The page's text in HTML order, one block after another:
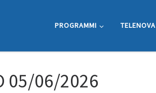
PROGRAMMI TELENOVA
05/06/2026